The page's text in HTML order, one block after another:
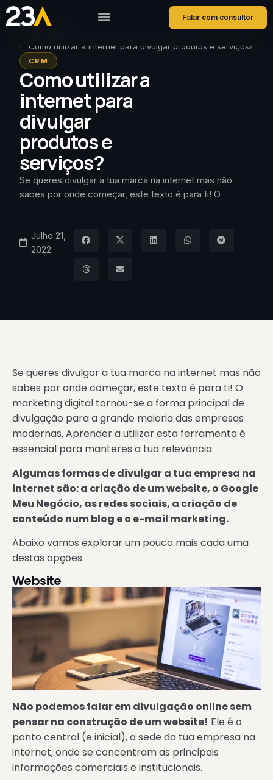
Falar com consultor
Como utilizar a internet para divulgar produtos e serviços?
CRM
Como utilizar a
internet para
divulgar
produtos e
serviços?
Se queres divulgar a tua marca na internet mas não
sabes por onde começar, este texto é para ti! O
Julho 21,
2022
Se queres divulgar a tua marca na internet mas não
sabes por onde começar, este texto é para ti! O
marketing digital tornou-se a forma principal de
divulgação para a grande maioria das empresas
modernas. Aprender a utilizar esta ferramenta é
essencial para manteres a tua relevância.
Algumas formas de divulgar a tua empresa na
internet são: a criação de um website, o Google
Meu Negócio, as redes sociais, a criação de
conteúdo num blog e o e-mail marketing.
Abaixo vamos explorar um pouco mais cada uma
destas opções.
Website
Não podemos falar em divulgação online sem
pensar na construção de um website! Ele é o
ponto central (e inicial), a sede da tua empresa na
internet, onde se concentram as principais
informações comerciais e institucionais.